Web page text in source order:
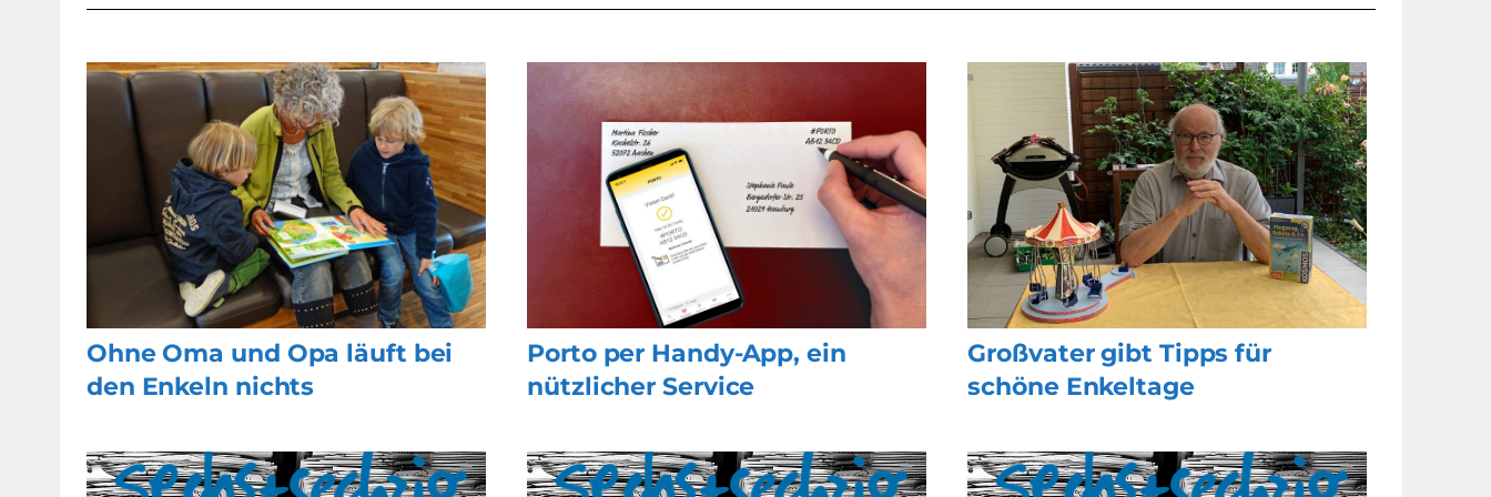
Ohne Oma und Opa läuft bei
den Enkeln nichts
Porto per Handy-App, ein
nützlicher Service
Großvater gibt Tipps für
schöne Enkeltage